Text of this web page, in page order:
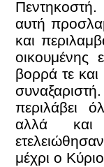
αυτή
και
οικουμένης
βορρά τε
περιλάβει
αλλά και
μέχρι ο